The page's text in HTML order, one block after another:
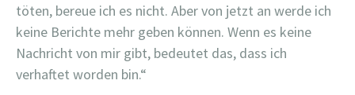
töten, bereue ich es nicht. Aber von jetzt an werde ich
keine Berichte mehr geben können. Wenn es keine
Nachricht von mir gibt, bedeutet das, dass ich
verhaftet worden bin.“